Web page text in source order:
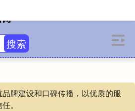
搜索
牌建设和口碑传播，以优质的服
。